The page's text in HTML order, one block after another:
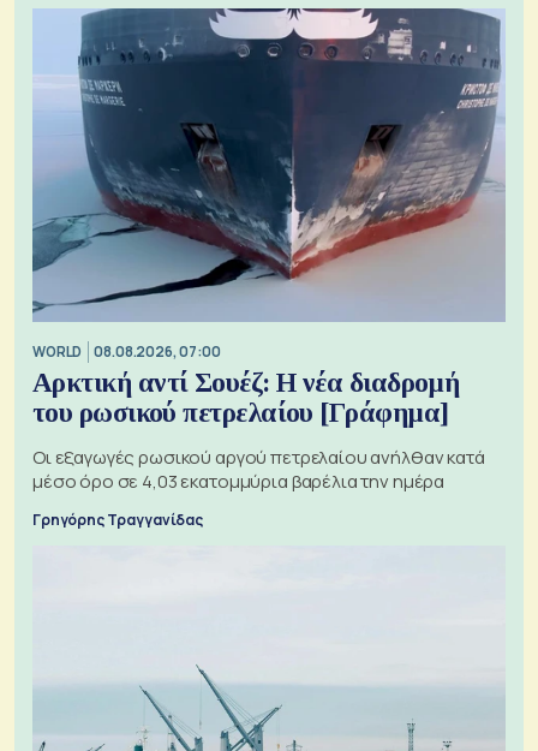
WORLD 08.08.2026, 07:00
Αρκτική αντί Σουέζ: Η νέα διαδρομή
του ρωσικού πετρελαίου [Γράφημα]
Οι εξαγωγές ρωσικού αργού πετρελαίου ανήλθαν κατά
μέσο όρο σε 4,03 εκατομμύρια βαρέλια την ημέρα
Γρηγόρης Τραγγανίδας